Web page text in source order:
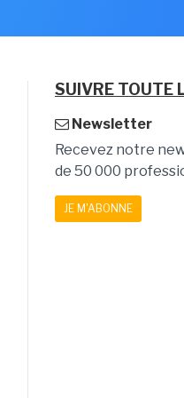
SUIVRE TOUTE
Newsletter
Recevez notre
de 50 000
JE M'ABONNE